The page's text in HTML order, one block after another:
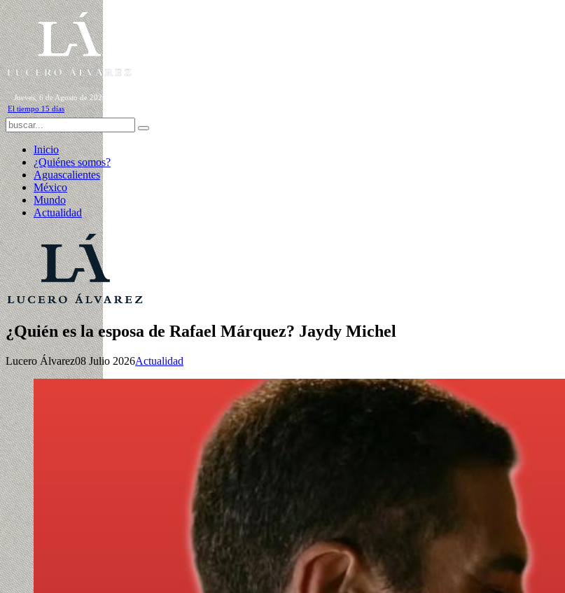
Jueves, 6 de Agosto de 2026
El tiempo 15 días
Inicio
¿Quiénes somos?
Aguascalientes
México
Mundo
Actualidad
¿Quién es la esposa de Rafael Márquez? Jaydy Michel
Lucero Álvarez08 Julio 2026Actualidad